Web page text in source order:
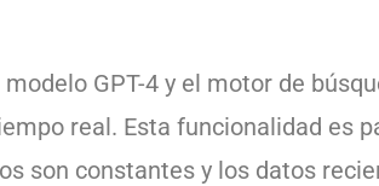
GPT-4 y el motor de
real. Esta funcionalidad es
son constantes y los datos